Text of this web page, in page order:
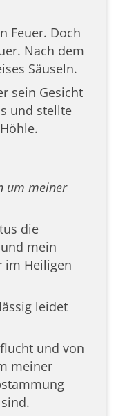
Feuer. Doch
Nach dem
Säuseln.
sein Gesicht
und stellte
um meiner
die
mein
im Heiligen
leidet
und von
meiner